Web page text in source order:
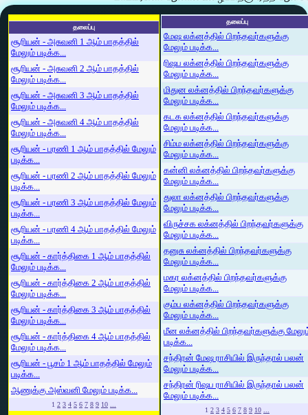
தலைப்பு
சூரியன் - அசுவனி 1 ஆம் பாதத்தில்
மேலும் படிக்க...
சூரியன் - அசுவனி 2 ஆம் பாதத்தில்
மேலும் படிக்க...
சூரியன் - அசுவனி 3 ஆம் பாதத்தில்
மேலும் படிக்க...
சூரியன் - அசுவனி 4 ஆம் பாதத்தில்
மேலும் படிக்க...
சூரியன் - பரணி 1 ஆம் பாதத்தில் மேலும்
படிக்க...
சூரியன் - பரணி 2 ஆம் பாதத்தில் மேலும்
படிக்க...
சூரியன் - பரணி 3 ஆம் பாதத்தில் மேலும்
படிக்க...
சூரியன் - பரணி 4 ஆம் பாதத்தில் மேலும்
படிக்க...
சூரியன் - கார்த்திகை 1 ஆம் பாதத்தில்
மேலும் படிக்க...
சூரியன் - கார்த்திகை 2 ஆம் பாதத்தில்
மேலும் படிக்க...
சூரியன் - கார்த்திகை 3 ஆம் பாதத்தில்
மேலும் படிக்க...
சூரியன் - கார்த்திகை 4 ஆம் பாதத்தில்
மேலும் படிக்க...
சூரியன் - பூசம் 1 ஆம் பாதத்தில் மேலும்
படிக்க...
ஆணுக்கு அஸ்வனி மேலும் படிக்க...
1 2 3 4 5 6 7 8 9 10 ...
தலைப்பு
மேஷ லக்னத்தில் பிறந்தவர்களுக்கு
மேலும் படிக்க...
ரிஷப லக்னத்தில் பிறந்தவர்களுக்கு
மேலும் படிக்க...
மிதுன லக்னத்தில் பிறந்தவர்களுக்கு
மேலும் படிக்க...
கடக லக்னத்தில் பிறந்தவர்களுக்கு
மேலும் படிக்க...
சிம்ம லக்னத்தில் பிறந்தவர்களுக்கு
மேலும் படிக்க...
கன்னி லக்னத்தில் பிறந்தவர்களுக்கு
மேலும் படிக்க...
துலா லக்னத்தில் பிறந்தவர்களுக்கு
மேலும் படிக்க...
விருச்சக லக்னத்தில் பிறந்தவர்களுக்கு
மேலும் படிக்க...
தனுசு லக்னத்தில் பிறந்தவர்களுக்கு
மேலும் படிக்க...
மகர லக்னத்தில் பிறந்தவர்களுக்கு
மேலும் படிக்க...
கும்ப லக்னத்தில் பிறந்தவர்களுக்கு
மேலும் படிக்க...
மீன லக்னத்தில் பிறந்தவர்களுக்கு
படிக்க...
சந்திரன் மேஷ ராசியில் இருந்தால் பலன்
மேலும் படிக்க...
சந்திரன் ரிஷப ராசியில் இருந்தால் பலன்
மேலும் படிக்க...
1 2 3 4 5 6 7 8 9 10 ...